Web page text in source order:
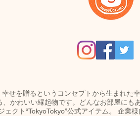
せを贈るというコンセプトから生まれた
かわいい縁起物です。どんなお部屋に
クト“TokyoTokyo”公式アイテム。 企業